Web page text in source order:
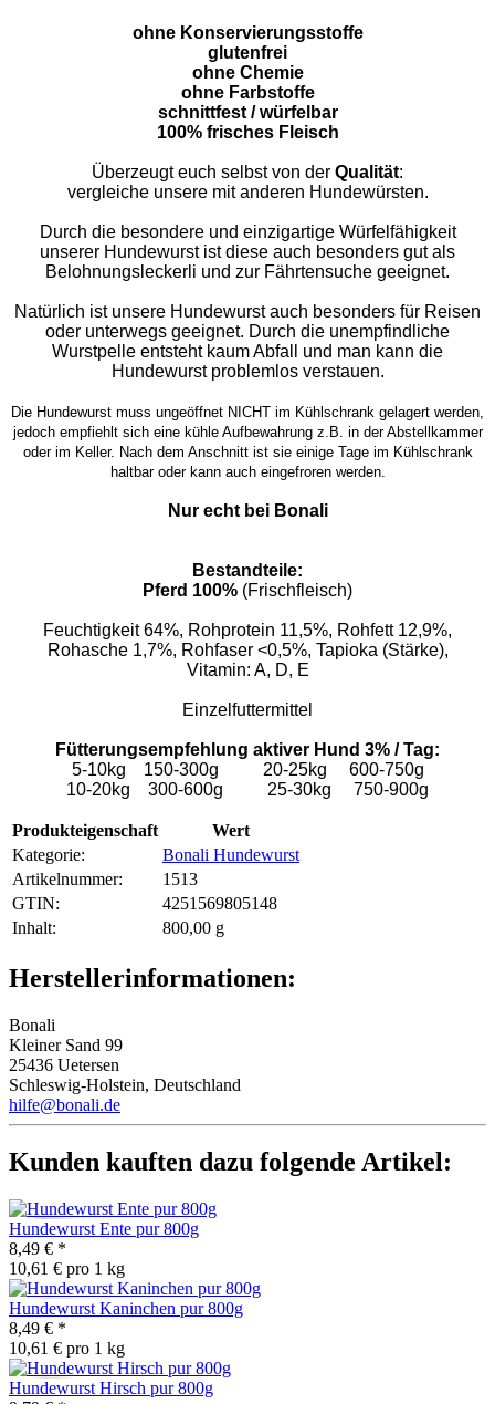
ohne Konservierungsstoffe
glutenfrei
ohne Chemie
ohne Farbstoffe
schnittfest / würfelbar
100% frisches Fleisch
Überzeugt euch selbst von der Qualität:
vergleiche unsere mit anderen Hundewürsten.
Durch die besondere und einzigartige Würfelfähigkeit
unserer Hundewurst ist diese auch besonders gut als
Belohnungsleckerli und zur Fährtensuche geeignet.
Natürlich ist unsere Hundewurst auch besonders für Reisen
oder unterwegs geeignet. Durch die unempfindliche
Wurstpelle entsteht kaum Abfall und man kann die
Hundewurst problemlos verstauen.
Die Hundewurst muss ungeöffnet NICHT im Kühlschrank gelagert werden,
jedoch empfiehlt sich eine kühle Aufbewahrung z.B. in der Abstellkammer
oder im Keller. Nach dem Anschnitt ist sie einige Tage im Kühlschrank
haltbar oder kann auch eingefroren werden.
Nur echt bei Bonali
Bestandteile:
Pferd 100% (Frischfleisch)
Feuchtigkeit 64%, Rohprotein 11,5%, Rohfett 12,9%,
Rohasche 1,7%, Rohfaser <0,5%, Tapioka (Stärke),
Vitamin: A, D, E
Einzelfuttermittel
Fütterungsempfehlung aktiver Hund 3% / Tag:
5-10kg 150-300g 20-25kg 600-750g
10-20kg 300-600g 25-30kg 750-900g
Produkteigenschaft
Wert
Kategorie:
Bonali Hundewurst
Artikelnummer:
1513
GTIN:
4251569805148
Inhalt‍:
800,00 g
Herstellerinformationen:
Bonali
Kleiner Sand 99
25436 Uetersen
Schleswig-Holstein, Deutschland
hilfe@bonali.de
Kunden kauften dazu folgende Artikel:
Hundewurst Ente pur 800g
8,49 € *
10,61 € pro 1 kg
Hundewurst Kaninchen pur 800g
8,49 € *
10,61 € pro 1 kg
Hundewurst Hirsch pur 800g